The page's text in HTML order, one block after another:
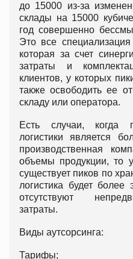
до 15000 из-за
склады на 15000
год совершенно
Это все специализация
которая за счет
затраты и
клиентов, у которых
также освободить ее
складу или оператора.
Есть случаи, когда
логистики является
производственная
объемы продукции, то
существует пиков по
логистика будет
отсутствуют
затраты.
Виды аутсорсинга:
Тарифы;